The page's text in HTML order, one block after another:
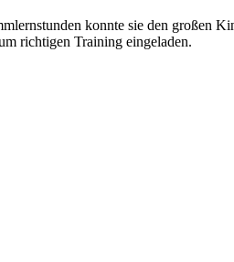
konnte sie den großen
richtigen Training eingeladen.